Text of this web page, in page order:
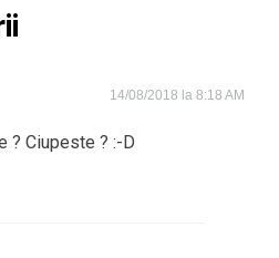
14/08/2018 la 8:18 AM
? Ciupeste ? :-D